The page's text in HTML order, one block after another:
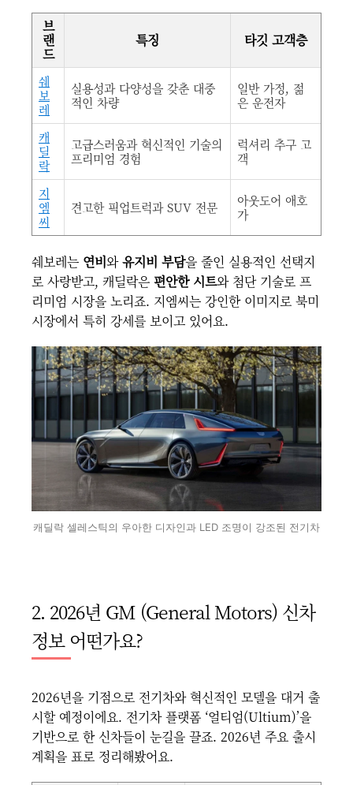
브
랜
드
특징 타깃 고객층
쉐
보
레
실용성과 다양성을 갖춘 대중
적인 차량
일반 가정, 젊
은 운전자
캐
딜
락
고급스러움과 혁신적인 기술의
프리미엄 경험
럭셔리 추구 고
객
지
엠
씨
견고한 픽업트럭과 SUV 전문
아웃도어 애호
가
쉐보레는 연비와유지비 부담을 줄인 실용적인 선택지
로 사랑받고, 캐딜락은 편안한 시트와 첨단 기술로 프
리미엄 시장을 노리죠. 지엠씨는 강인한 이미지로 북미
시장에서 특히 강세를 보이고 있어요.
캐딜락 셀레스틱의 우아한 디자인과 LED 조명이 강조된 전기차
2. 2026년 GM (General Motors) 신차
정보 어떤가요?
2026년을 기점으로 전기차와 혁신적인 모델을 대거 출
시할 예정이에요. 전기차 플랫폼 ‘얼티엄(Ultium)’을
기반으로 한 신차들이 눈길을 끌죠. 2026년 주요 출시
계획을 표로 정리해봤어요.